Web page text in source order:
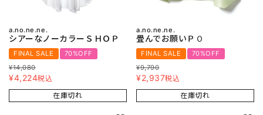
a.no.ne.ne.
シアーなノーカラーＳＨＯＰ
FINAL SALE
70%OFF
¥14,080
¥4,224税込
在庫切れ
a.no.ne.ne.
畳んでお願いＰＯ
FINAL SALE
70%OFF
¥9,790
¥2,937税込
在庫切れ